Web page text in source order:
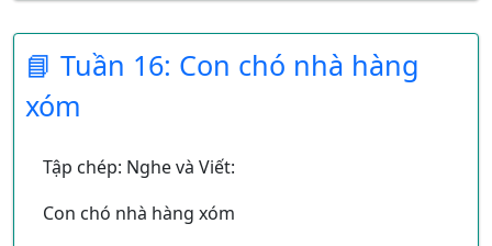
📘 Tuần 16: Con chó nhà hàng
xóm
Tập chép: Nghe và Viết:
Con chó nhà hàng xóm